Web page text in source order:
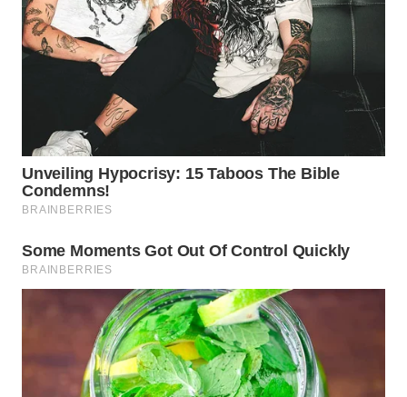
WN
LIKUPANG
WN
BORNEO
Wahana
Group
WAHANA
WAHANA
TANI